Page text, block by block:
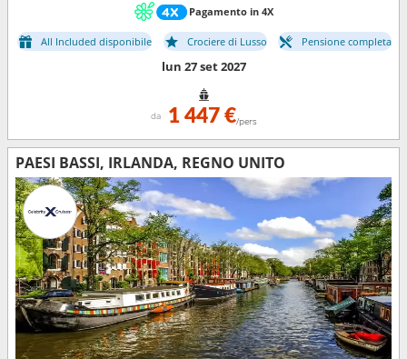
Pagamento in 4X
All Included disponibile Crociere di Lusso Pensione completa
lun 27 set 2027
da 1 447 €/pers
PAESI BASSI, IRLANDA, REGNO UNITO